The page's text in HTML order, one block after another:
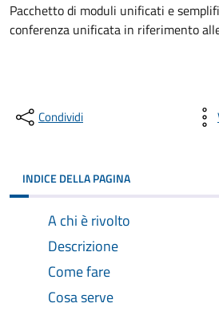
Pacchetto di moduli unificati e
conferenza unificata in riferimento
Condividi
INDICE DELLA PAGINA
A chi è rivolto
Descrizione
Come fare
Cosa serve